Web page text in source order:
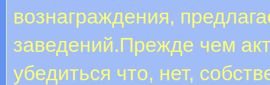
вознаграждения,
заведений.Прежде чем
убедиться что, нет,